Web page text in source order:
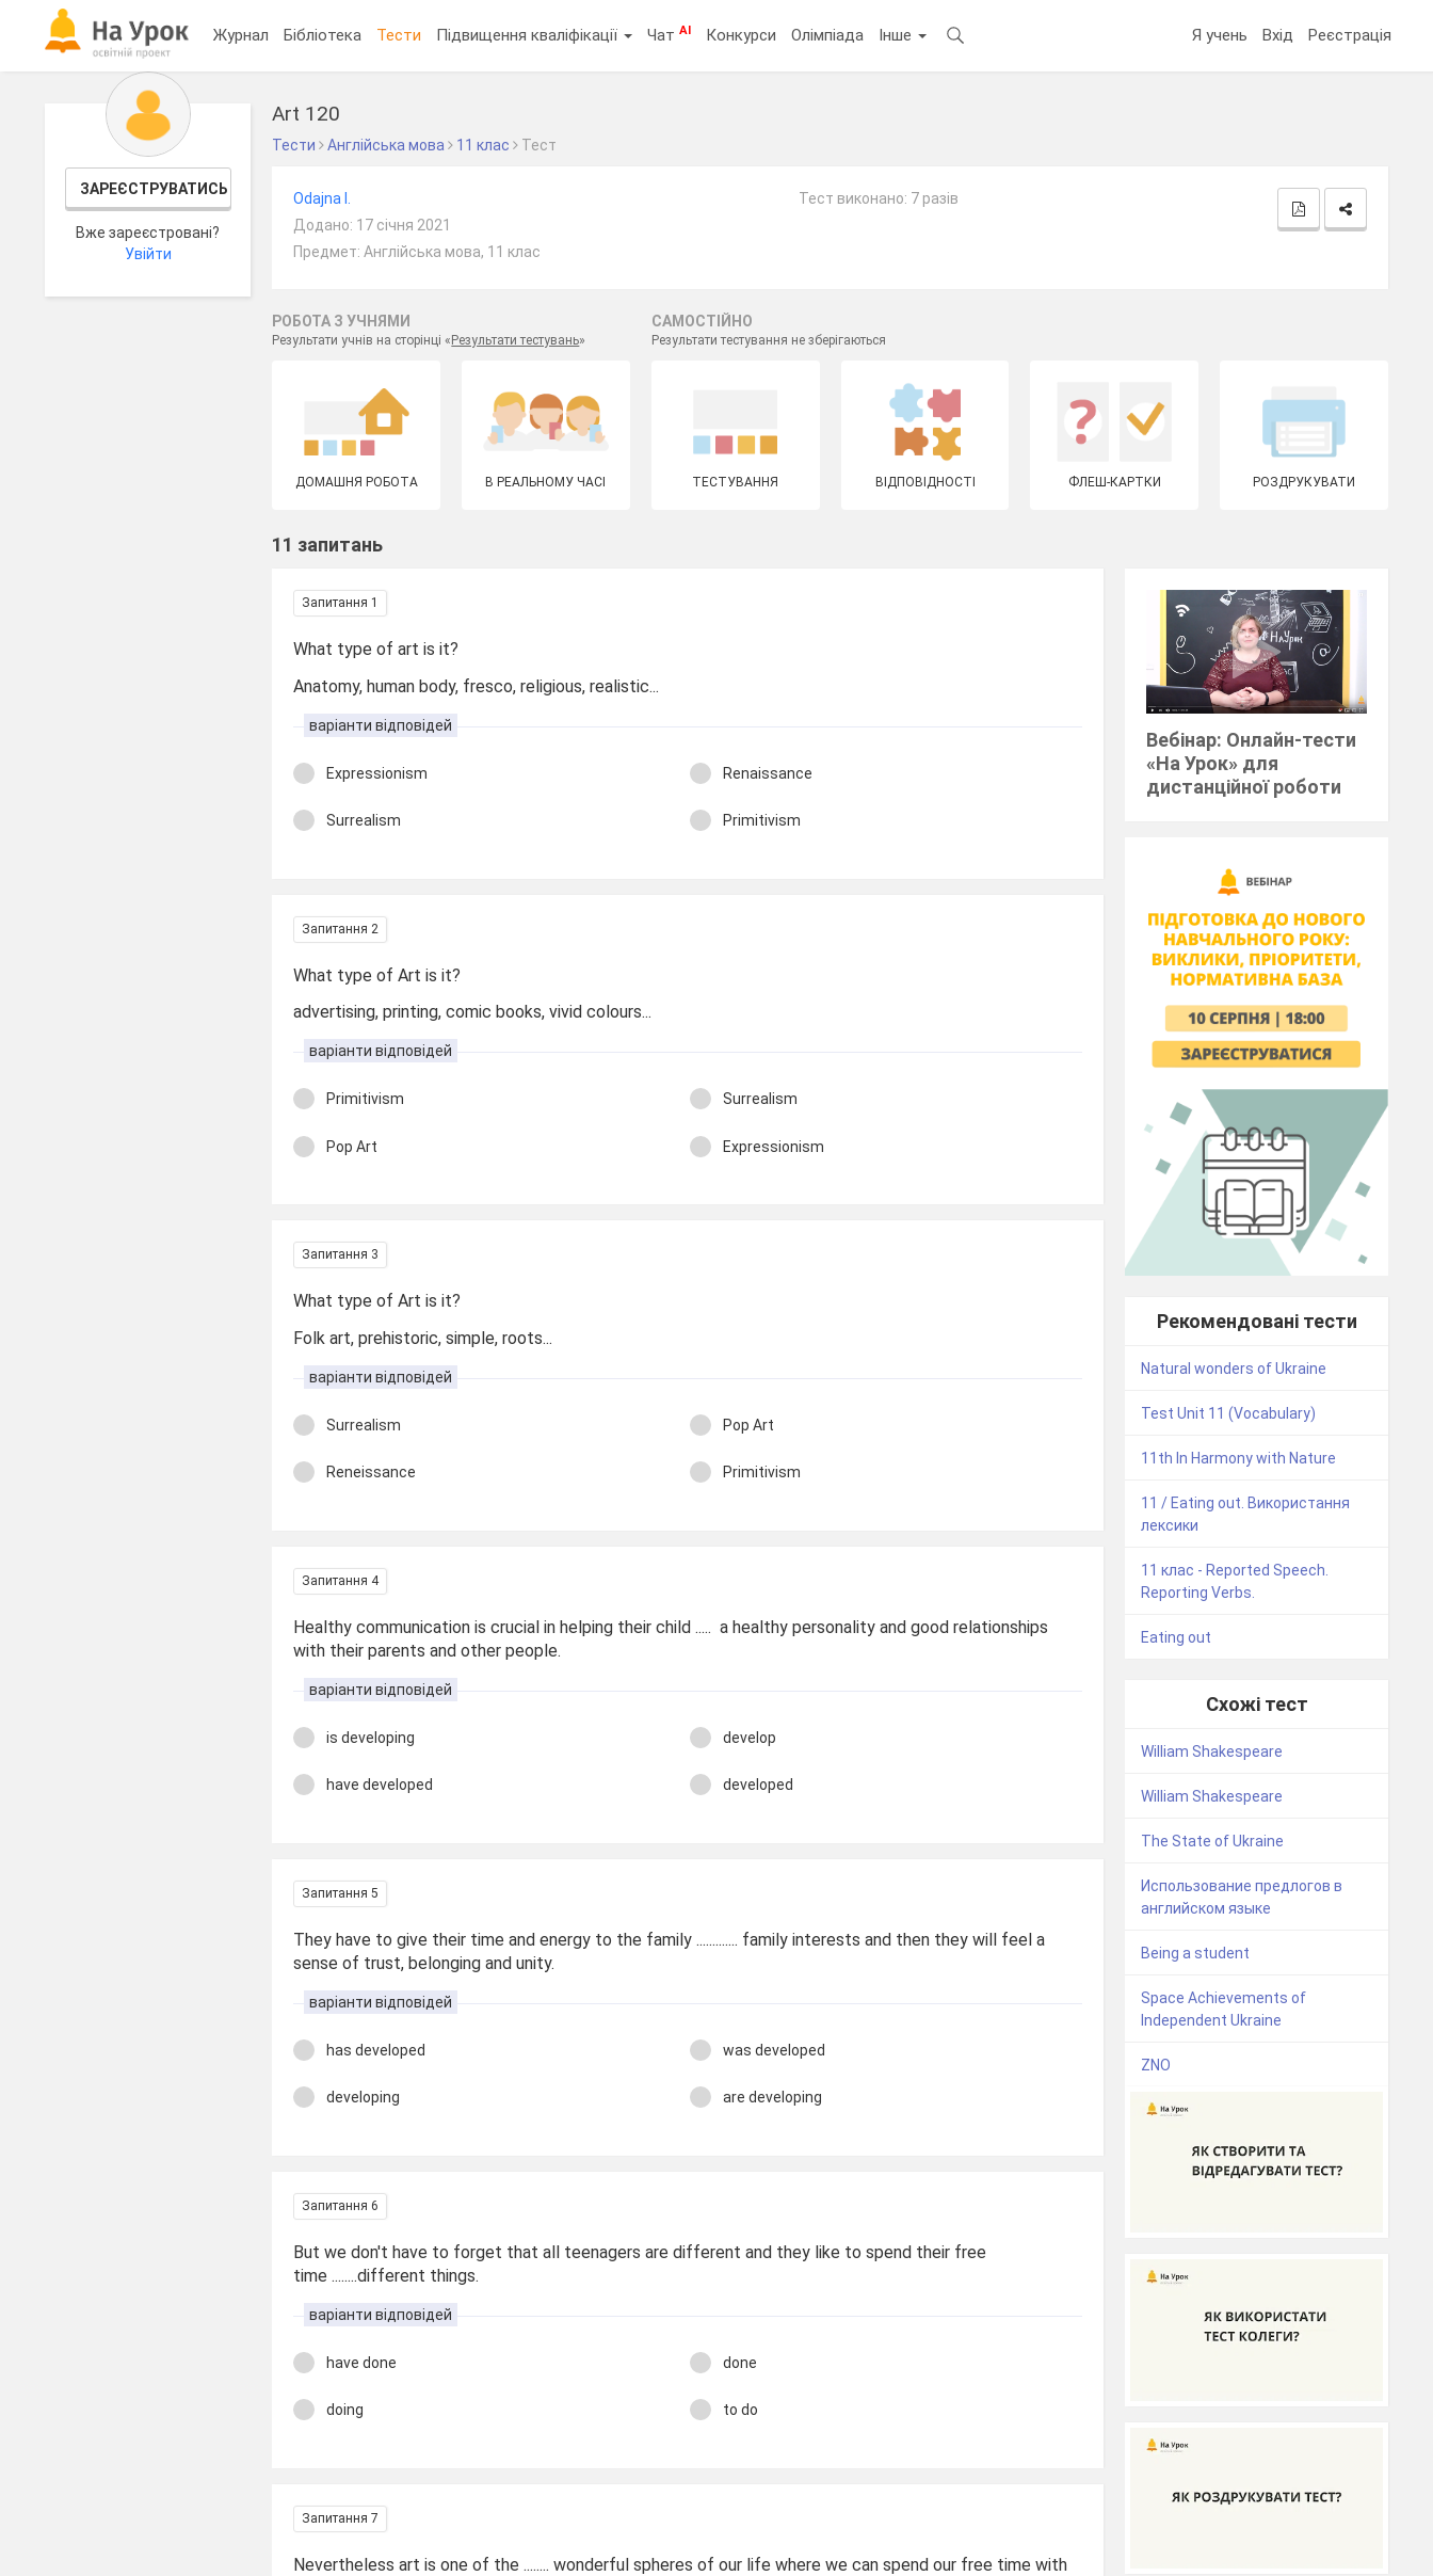
Журнал Бібліотека Тести Підвищення кваліфікації ЧатAI Конкурси Олімпіада Інше Я учень Вхід Реєстрація
ЗАРЕЄСТРУВАТИСЬ
Вже зареєстровані?
Увійти
Art 120
Тести Англійська мова 11 клас Тест
Odajna I.
Додано: 17 січня 2021
Предмет: Англійська мова, 11 клас
Тест виконано: 7 разів
РОБОТА З УЧНЯМИ
Результати учнів на сторінці « Результати тестувань»
САМОСТІЙНО
Результати тестування не зберігаються
ДОМАШНЯ РОБОТА В РЕАЛЬНОМУ ЧАСІ ТЕСТУВАННЯ ВІДПОВІДНОСТІ ФЛЕШ-КАРТКИ РОЗДРУКУВАТИ
11 запитань
Запитання 1
What type of art is it?
Anatomy, human body, fresco, religious, realistic...
варіанти відповідей
Expressionism Renaissance
Surrealism Primitivism
Запитання 2
What type of Art is it?
advertising, printing, comic books, vivid colours...
варіанти відповідей
Primitivism Surrealism
Pop Art Expressionism
Запитання 3
What type of Art is it?
Folk art, prehistoric, simple, roots...
варіанти відповідей
Surrealism Pop Art
Reneissance Primitivism
Запитання 4
Healthy communication is crucial in helping their child ..... a healthy personality and good relationships
with their parents and other people.
варіанти відповідей
is developing develop
have developed developed
Запитання 5
They have to give their time and energy to the family ............. family interests and then they will feel a
sense of trust, belonging and unity.
варіанти відповідей
has developed was developed
developing are developing
Запитання 6
But we don't have to forget that all teenagers are different and they like to spend their free
time ........different things.
варіанти відповідей
have done done
doing to do
Запитання 7
Nevertheless art is one of the ........ wonderful spheres of our life where we can spend our free time with
Вебінар: Онлайн-тести
«На Урок» для
дистанційної роботи
Рекомендовані тести
Natural wonders of Ukraine
Test Unit 11 (Vocabulary)
11th In Harmony with Nature
11 / Eating out. Використання
лексики
11 клас - Reported Speech.
Reporting Verbs.
Eating out
Схожі тест
William Shakespeare
William Shakespeare
The State of Ukraine
Использование предлогов в
английском языке
Being a student
Space Achievements of
Independent Ukraine
ZNO